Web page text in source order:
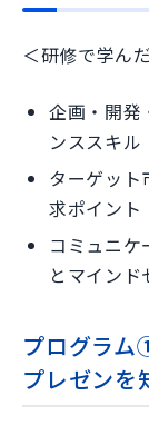
＜研修で学ん
企画・開発
ンススキル
ターゲット
求ポイント
コミュニ
とマインド
プログラ
プレゼンを